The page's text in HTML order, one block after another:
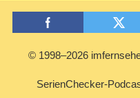
© 1998–2026
SerienChecker-